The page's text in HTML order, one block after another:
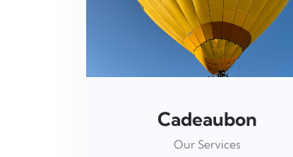
Cadeaubon
Our Services